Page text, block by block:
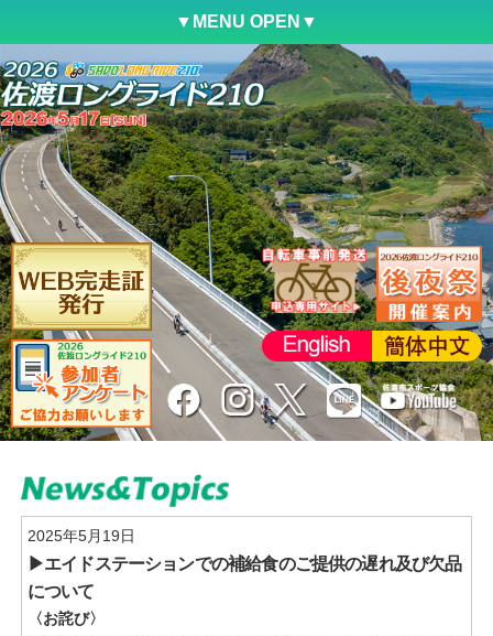
▼MENU OPEN▼
トップ
大会要項
参加案内
コース紹介
ファンライド
参加申込
アクセス
シャトルバス
宿泊＆ツアー
お問い合わせ
2025年5月19日
▶エイドステーションでの補給食のご提供の遅れ及び欠品
について
〈お詫び〉